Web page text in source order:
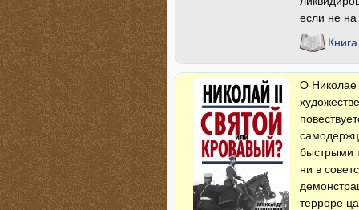
если не на
О Николае
быстрыми
ни в
терроре